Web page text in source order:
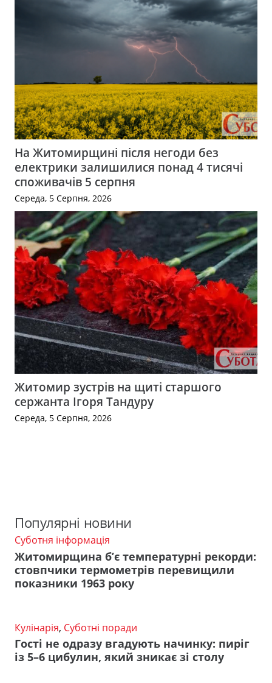
На Житомирщині після негоди без
електрики залишилися понад 4 тисячі
споживачів 5 серпня
Середа, 5 Серпня, 2026
Житомир зустрів на щиті старшого
сержанта Ігоря Тандуру
Середа, 5 Серпня, 2026
Популярні новини
Суботня інформація
Житомирщина б’є температурні рекорди:
стовпчики термометрів перевищили
показники 1963 року
Кулінарія, Суботні поради
Гості не одразу вгадують начинку: пиріг
із 5–6 цибулин, який зникає зі столу